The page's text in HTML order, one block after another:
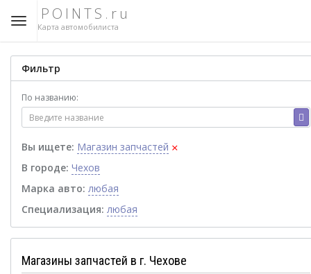
POINTS.ru
Карта автомобилиста
Фильтр
По названию:
Вы ищете: Магазин запчастей ×
В городе: Чехов
Марка авто: любая
Специализация: любая
Магазины запчастей в г. Чехове